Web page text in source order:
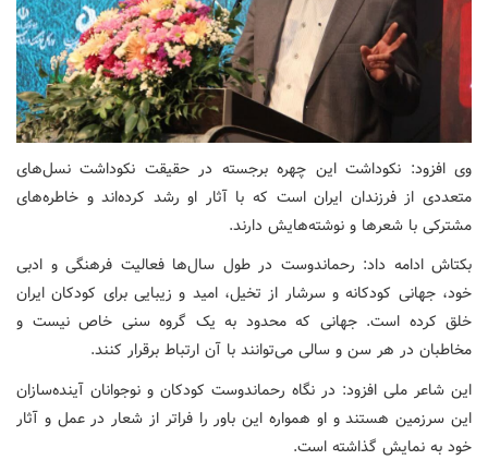
وی افزود: نکوداشت این چهره برجسته در حقیقت نکوداشت نسل‌های
متعددی از فرزندان ایران است که با آثار او رشد کرده‌اند و خاطره‌های
مشترکی با شعرها و نوشته‌هایش دارند.
بکتاش ادامه داد: رحماندوست در طول سال‌ها فعالیت فرهنگی و ادبی
خود، جهانی کودکانه و سرشار از تخیل، امید و زیبایی برای کودکان ایران
خلق کرده است. جهانی که محدود به یک گروه سنی خاص نیست و
مخاطبان در هر سن و سالی می‌توانند با آن ارتباط برقرار کنند.
این شاعر ملی افزود: در نگاه رحماندوست کودکان و نوجوانان آینده‌سازان
این سرزمین هستند و او همواره این باور را فراتر از شعار در عمل و آثار
خود به نمایش گذاشته است.